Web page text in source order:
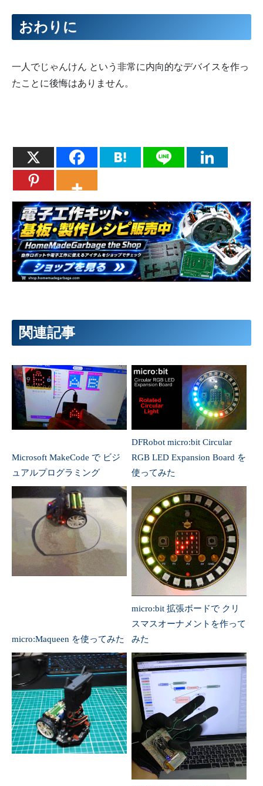
おわりに
一人でじゃんけん という非常に内向的なデバイスを作っ
たことに後悔はありません。
関連記事
Microsoft MakeCode で ビジ
ュアルプログラミング
DFRobot micro:bit Circular
RGB LED Expansion Board を
使ってみた
micro:Maqueen を使ってみた
micro:bit 拡張ボードで クリ
スマスオーナメントを作って
みた